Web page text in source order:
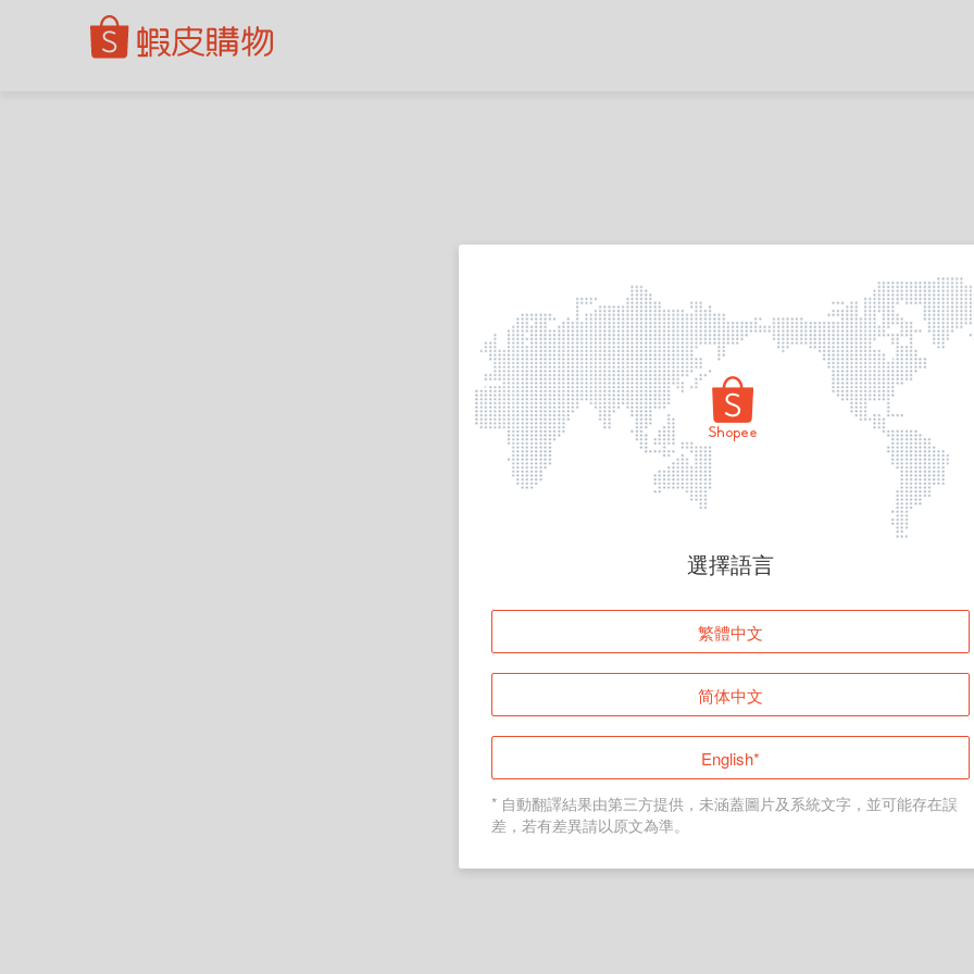
頁面無法顯示
登入
返回首頁
選擇語言
繁體中文
简体中文
English*
* 自動翻譯結果由第三方提供，未涵蓋圖片及系統文字，並可能存在誤
差，若有差異請以原文為準。